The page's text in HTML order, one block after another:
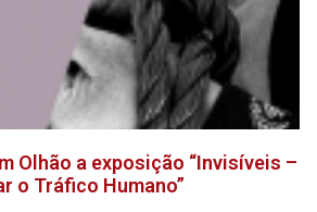
Olhão a exposição “Invisíveis –
o Tráfico Humano”